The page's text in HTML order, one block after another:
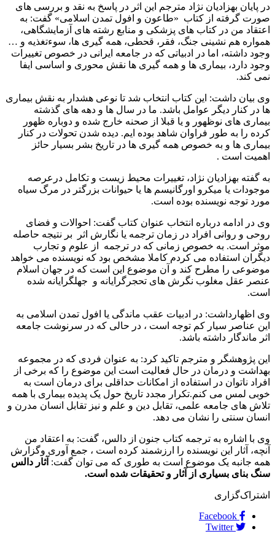
در پایان بهزادیان نژاد مترجم این اثر در پاسخ به نقد و بررسی های
صورت گرفته از کتاب «طاعون و افول تمدن اسلامی» گفت: به
اعتقاد من در کتاب های پزشکی و منابع رشته های آزمایشگاهی،
همواره هم نشینی جنگ، فقر، قحطی، همه گیری ها، سوءتغذیه و …
وجود داشته، اما در ادبیاتی که در جامعه ایرانی در خصوص تغییرات
وجود دارد، بیماری ها و همه گیری ها نقش محوری و اساسی ایفا
نمی کند.
وی بیان داشت: این کتاب انتخاب شد تا نوعی هشدار به نقش بیماری
ها در کنار دیگر عوامل باشد. ما در سال ها و دهه های گذشته
بیماری های نوظهور و یا قبلا از صحنه خارج شده و دوباره ظهور
کرده را به طور فراوان شاهد بوده ایم. دیده شدن تحولات در کنار
بیماری ها و به خصوص همه گیری ها در تاریخ بشر بسیار حائز
اهمیت است .
به گفته بهزادیان نژاد، تغییرات محیط زیست و تکامل درعرصه
موجودات یا میکرو اورگانیسم ها یا حیوانات بزرگتر در مرگ سیاه
مورد توجه نویسنده بوده است.
وی در ادامه درباره انتخاب عنوان کتاب گفت: احوالات و فضای
روحی و روانی افراد در زمان ترجمه یا نگارش اثر بر نتیجه حاصله
موثر است. به خصوص زمانی که در ترجمه از علوم و تجارب
دیگران استفاده می کردم کاملا مشخص بود که نویسنده می خواهد
موضوعی را مطرح کند و آن موضوع این است که در جهان اسلام
عنصر عقل مغلوب نگرش های تحجرگرایانه و جهلگرایانه شده
است.
وی اظهارداشت: در ادبیات عقب ماندگی یا افول تمدن اسلامی به
این عناصر سیار کم توجه است ، در حالی که در سرنوشت جامعه
اثر ماندگار داشته باشد.
این پژوهشگر و مترجم تاکید کرد: به عنوان فردی که در مجموعه
بهداشت و درمان در حال فعالیت است این موضوع را که برخی از
افراد ناتوان در استفاده از امکانات حداقلی برای درمان است به
خوبی لمس می کنم.تکرار مجدد تاریخ حول یک پدیده بیماری با همه
تلاش های جامعه علمی، تقابل دین و علم و نیز تقابل انسان مدرن و
انسان سنتی را نشان می دهد.
وی با اشاره به ترجمه کتاب جنون از دالس، گفت: به اعتقاد من
آنچه، آثار این نویسنده را ارزشمند کرده است ، جمع آوری وگزارش
همه جانبه یک موضوع است به طوری که می توان گفت: آثار دالس
سنگ بنای بسیاری از آثار و تحقیقات شده است.
اشتراک‌گزاری
Facebook
Twitter